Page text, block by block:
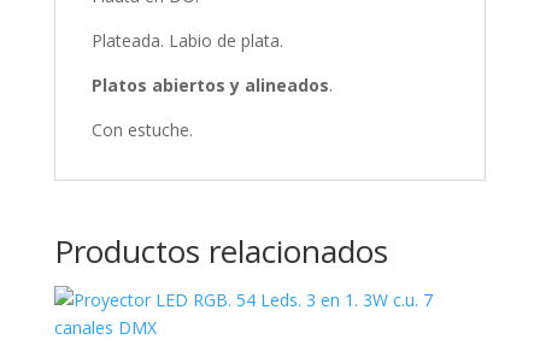
Plateada. Labio de plata.
Platos abiertos y alineados.
Con estuche.
Productos relacionados